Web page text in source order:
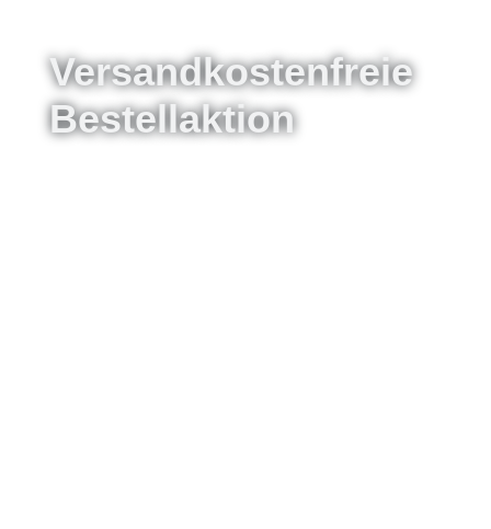
Versandkostenfreie
Bestellaktion